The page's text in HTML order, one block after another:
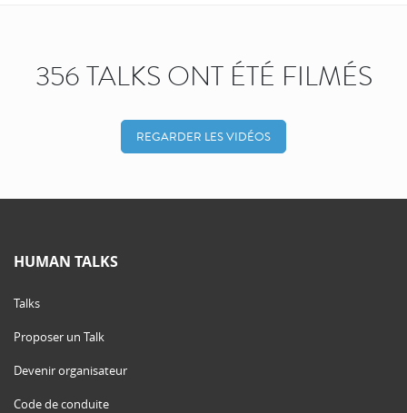
356 TALKS ONT ÉTÉ FILMÉS
REGARDER LES VIDÉOS
HUMAN TALKS
Talks
Proposer un Talk
Devenir organisateur
Code de conduite